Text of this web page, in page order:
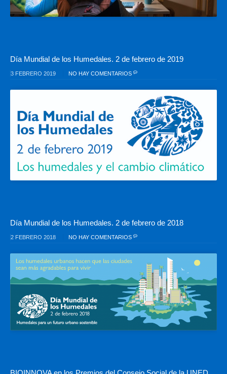
Día Mundial de los Humedales. 2 de febrero de 2019
3 FEBRERO 2019 NO HAY COMENTARIOS
Día Mundial de los Humedales. 2 de febrero de 2018
2 FEBRERO 2018 NO HAY COMENTARIOS